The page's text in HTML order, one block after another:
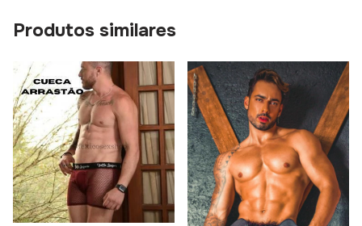
Produtos similares